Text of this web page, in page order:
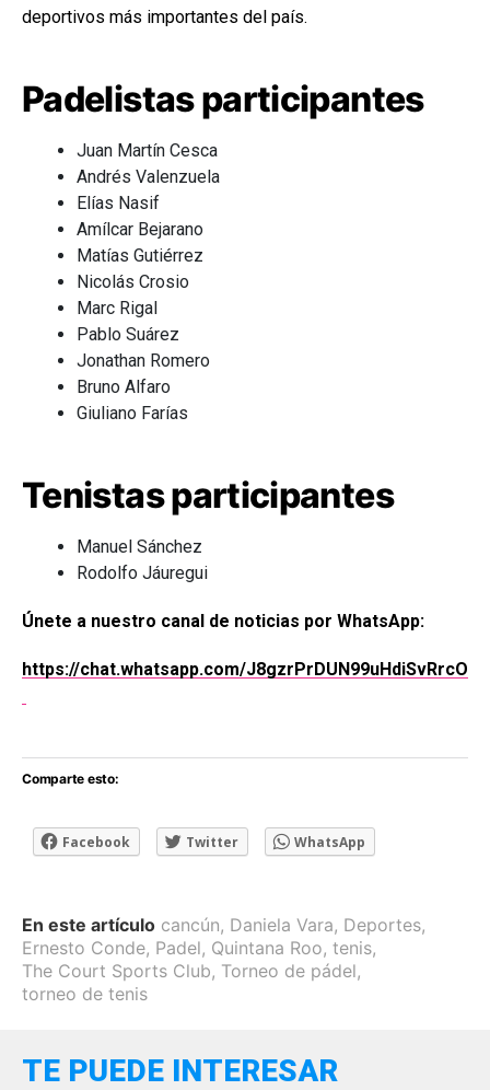
deportivos más importantes del país.
Padelistas participantes
Juan Martín Cesca
Andrés Valenzuela
Elías Nasif
Amílcar Bejarano
Matías Gutiérrez
Nicolás Crosio
Marc Rigal
Pablo Suárez
Jonathan Romero
Bruno Alfaro
Giuliano Farías
Tenistas participantes
Manuel Sánchez
Rodolfo Jáuregui
Únete a nuestro canal de noticias por WhatsApp:
https://chat.whatsapp.com/J8gzrPrDUN99uHdiSvRrcO
Comparte esto:
Facebook Twitter WhatsApp
En este artículo cancún, Daniela Vara, Deportes,
Ernesto Conde, Padel, Quintana Roo, tenis,
The Court Sports Club, Torneo de pádel,
torneo de tenis
TE PUEDE INTERESAR